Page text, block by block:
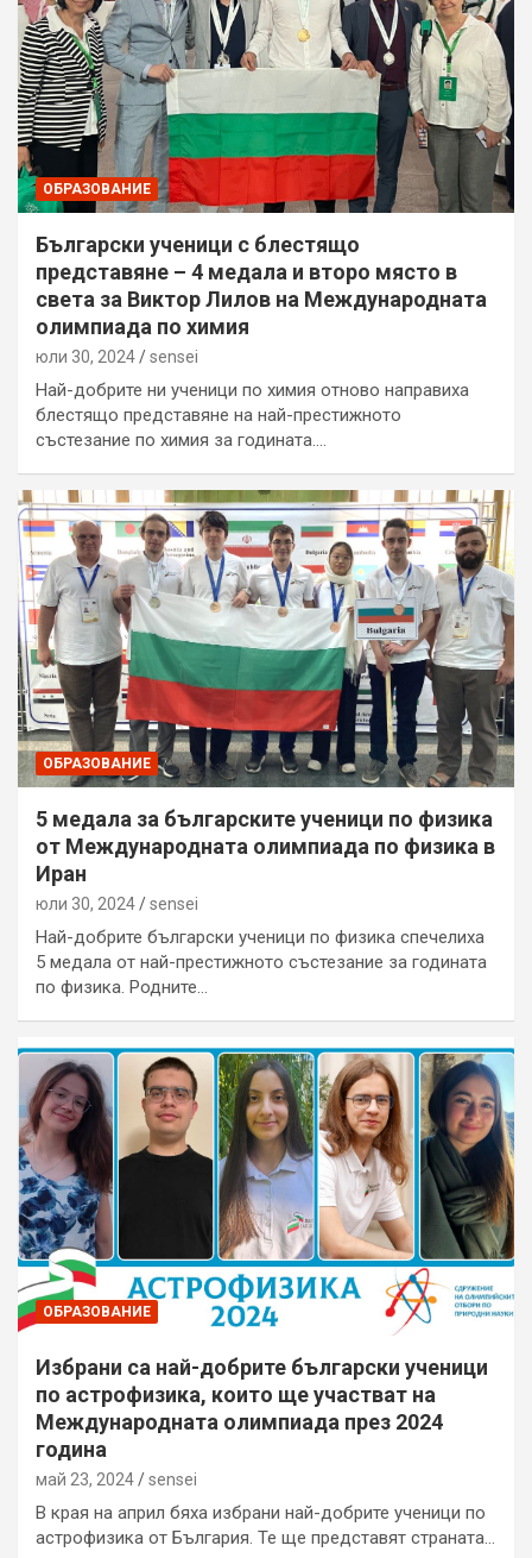
ОБРАЗОВАНИЕ
Български ученици с блестящо
представяне – 4 медала и второ място в
света за Виктор Лилов на Международната
олимпиада по химия
юли 30, 2024 sensei
Най-добрите ни ученици по химия отново направиха
блестящо представяне на най-престижното
състезание по химия за годината.…
ОБРАЗОВАНИЕ
5 медала за българските ученици по физика
от Международната олимпиада по физика в
Иран
юли 30, 2024 sensei
Най-добрите български ученици по физика спечелиха
5 медала от най-престижното състезание за годината
по физика. Родните…
ОБРАЗОВАНИЕ
Избрани са най-добрите български ученици
по астрофизика, които ще участват на
Международната олимпиада през 2024
година
май 23, 2024 sensei
В края на април бяха избрани най-добрите ученици по
астрофизика от България. Те ще представят страната…